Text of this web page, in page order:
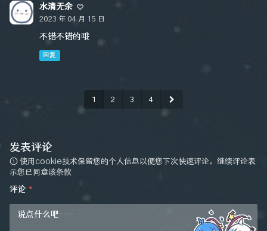
水清无余
2023 年 04 月 15 日
不错不错的哦
回复
1 2 3 4
发表评论
使用cookie技术保留您的个人信息以便您下次快速评论，继续评论表
示您已同意该条款
评论 *